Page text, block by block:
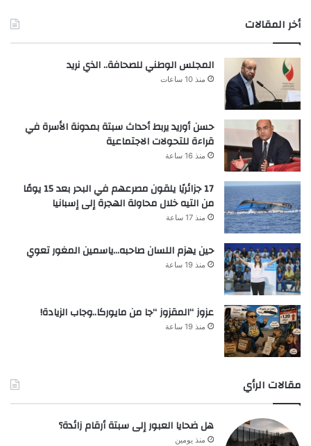
أخر المقالات
المجلس الوطني للصحافة.. الذي نريد
منذ 10 ساعات
حسن أوريد يربط أحداث سبتة بمدونة الأسرة في
قراءة للتحولات الاجتماعية
منذ 16 ساعة
17 جزائريًا يلقون مصرعهم في البحر بعد 15 يومًا
من التيه خلال محاولة الهجرة إلى إسبانيا
منذ 17 ساعة
حين يهزم اللسان صاحبه…ياسمين المغور تعوي
منذ 19 ساعة
عزوز “المقزوز “جا من مايوركا..وجاب الزيادة!
منذ 19 ساعة
مقالات الرأي
هل ضحايا العبور إلى سبتة أرقام زائدة؟
منذ يومين